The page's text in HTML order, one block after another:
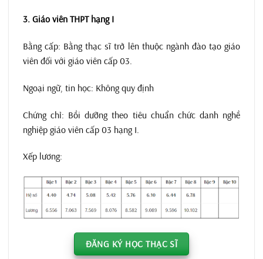
3. Giáo viên THPT hạng I
Bằng cấp: Bằng thạc sĩ trở lên thuộc ngành đào tạo giáo
viên đối với giáo viên cấp 03.
Ngoại ngữ, tin học: Không quy định
Chứng chỉ: Bồi dưỡng theo tiêu chuẩn chức danh nghề
nghiệp giáo viên cấp 03 hạng I.
Xếp lương:
ĐĂNG KÝ HỌC THẠC SĨ